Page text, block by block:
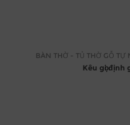
BÀN THỜ - TỦ THỜ GỖ TỰ
Kêu gọi định